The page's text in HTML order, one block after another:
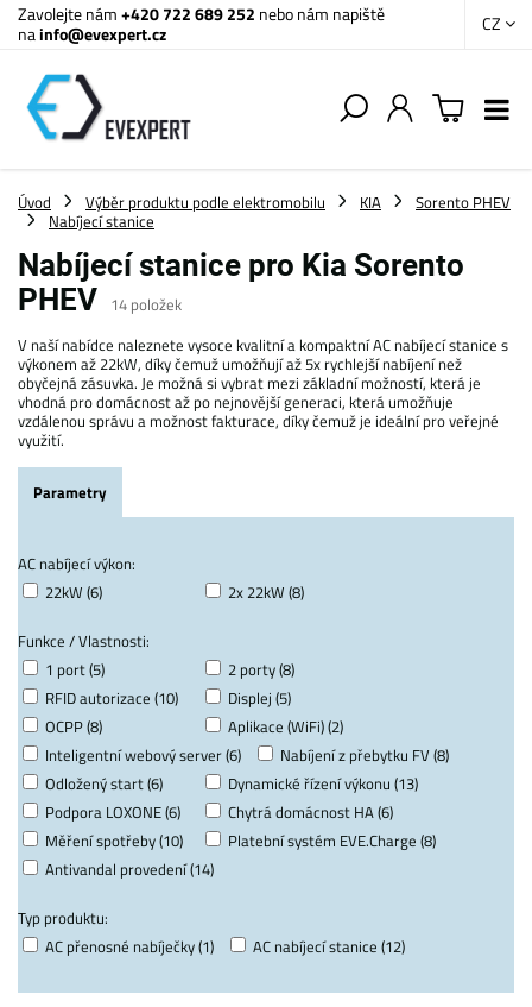
Zavolejte nám+420 722 689 252 nebo nám napiště
nainfo@evexpert.cz CZ
Úvod Výběr produktu podle elektromobilu KIA
Sorento PHEV
Nabíjecí stanice
Nabíjecí stanice pro Kia Sorento
PHEV 14 položek
V naší nabídce naleznete vysoce kvalitní a kompaktní AC nabíjecí stanice s
výkonem až 22kW, díky čemuž umožňují až 5x rychlejší nabíjení než
obyčejná zásuvka. Je možná si vybrat mezi základní možností, která je
vhodná pro domácnost až po nejnovější generaci, která umožňuje
vzdálenou správu a možnost fakturace, díky čemuž je ideální pro veřejné
využití.
Parametry
AC nabíjecí výkon:
22kW (6)
2x 22kW (8)
Funkce / Vlastnosti:
1 port (5)
2 porty (8)
RFID autorizace (10)
Displej (5)
OCPP (8)
Aplikace (WiFi) (2)
Inteligentní webový server (6)
Nabíjení z přebytku FV (8)
Odložený start (6)
Dynamické řízení výkonu (13)
Podpora LOXONE (6)
Chytrá domácnost HA (6)
Měření spotřeby (10)
Platební systém EVE.Charge (8)
Antivandal provedení (14)
Typ produktu:
AC přenosné nabíječky (1)
AC nabíjecí stanice (12)